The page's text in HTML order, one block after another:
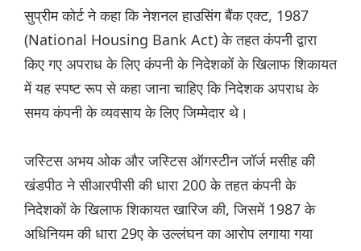
सुप्रीम कोर्ट ने कहा कि नेशनल हाउसिंग बैंक एक्ट, 1987
(National Housing Bank Act) के तहत कंपनी द्वारा
किए गए अपराध के लिए कंपनी के निदेशकों के खिलाफ शिकायत
में यह स्पष्ट रूप से कहा जाना चाहिए कि निदेशक अपराध के
समय कंपनी के व्यवसाय के लिए जिम्मेदार थे।
जस्टिस अभय ओक और जस्टिस ऑगस्टीन जॉर्ज मसीह की
खंडपीठ ने सीआरपीसी की धारा 200 के तहत कंपनी के
निदेशकों के खिलाफ शिकायत खारिज की, जिसमें 1987 के
अधिनियम की धारा 29ए के उल्लंघन का आरोप लगाया गया